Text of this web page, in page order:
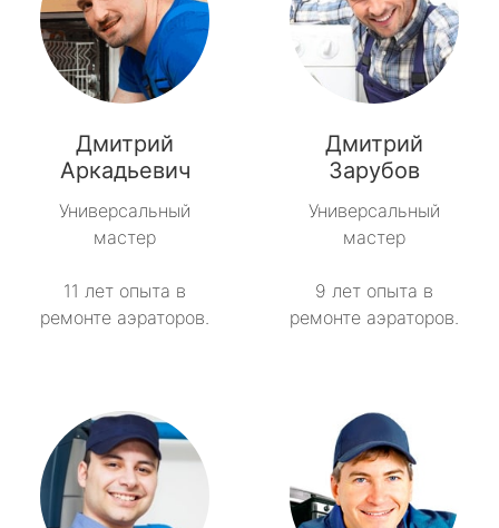
Дмитрий
Аркадьевич
Универсальный
мастер
11 лет опыта в
ремонте аэраторов.
Дмитрий
Зарубов
Универсальный
мастер
9 лет опыта в
ремонте аэраторов.